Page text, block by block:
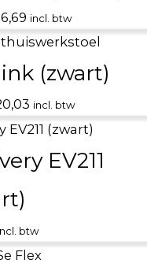
€1.196,69.
incl. btw
(zwart)
Huidige
prijs
€1.020,03.
incl. btw
EV211
btw
Huidige